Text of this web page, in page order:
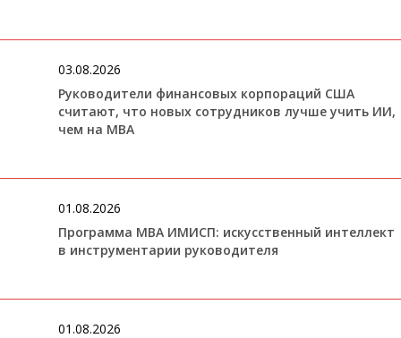
03.08.2026
Руководители финансовых корпораций США
считают, что новых сотрудников лучше учить ИИ,
чем на МВА
01.08.2026
Программа MBA ИМИСП: искусственный интеллект
в инструментарии руководителя
01.08.2026